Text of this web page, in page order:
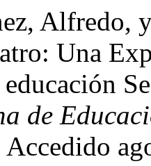
Alfredo,
Una
de